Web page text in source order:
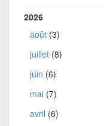
2026
août (3)
juillet (8)
juin (6)
mai (7)
avril (6)